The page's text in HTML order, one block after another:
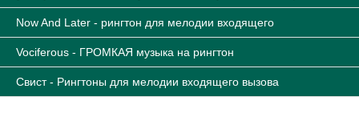
Now And Later - рингтон для мелодии входящего
Vociferous - ГРОМКАЯ музыка на рингтон
Свист - Рингтоны для мелодии входящего вызова